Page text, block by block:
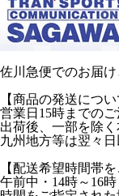
佐川急便でのお届け
【商品の発送につい
営業日15時までの
出荷後、一部を除
九州地方等は翌々
【配送希望時間帯
午前中・14時～16